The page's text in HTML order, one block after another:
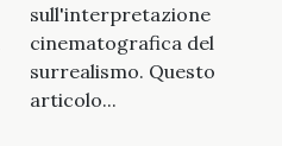
sull'interpretazione
cinematografica del
surrealismo. Questo
articolo...